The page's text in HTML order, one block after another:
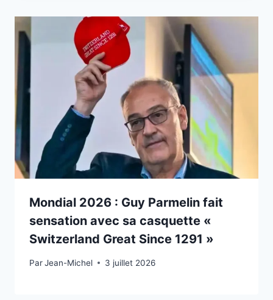
Mondial 2026 : Guy Parmelin fait
sensation avec sa casquette «
Switzerland Great Since 1291 »
ParJean-Michel
3 juillet 2026 3 juillet 2026